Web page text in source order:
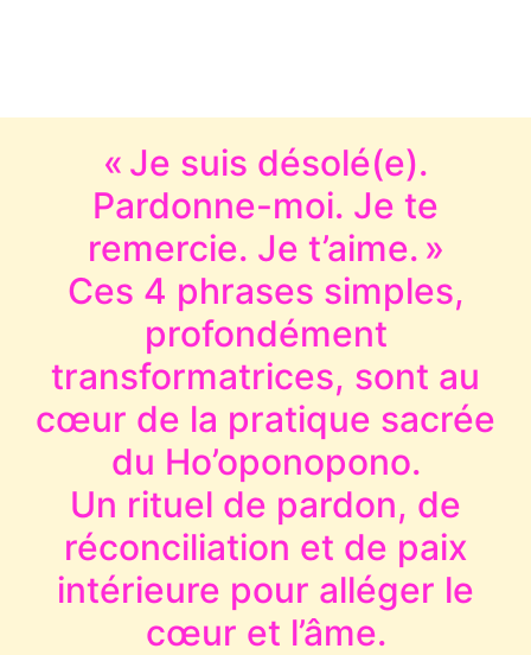
« Je suis désolé(e).
Pardonne-moi. Je te
remercie. Je t’aime. »
Ces 4 phrases simples,
profondément
transformatrices, sont au
cœur de la pratique sacrée
du Ho’oponopono.
Un rituel de pardon, de
réconciliation et de paix
intérieure pour alléger le
cœur et l’âme.